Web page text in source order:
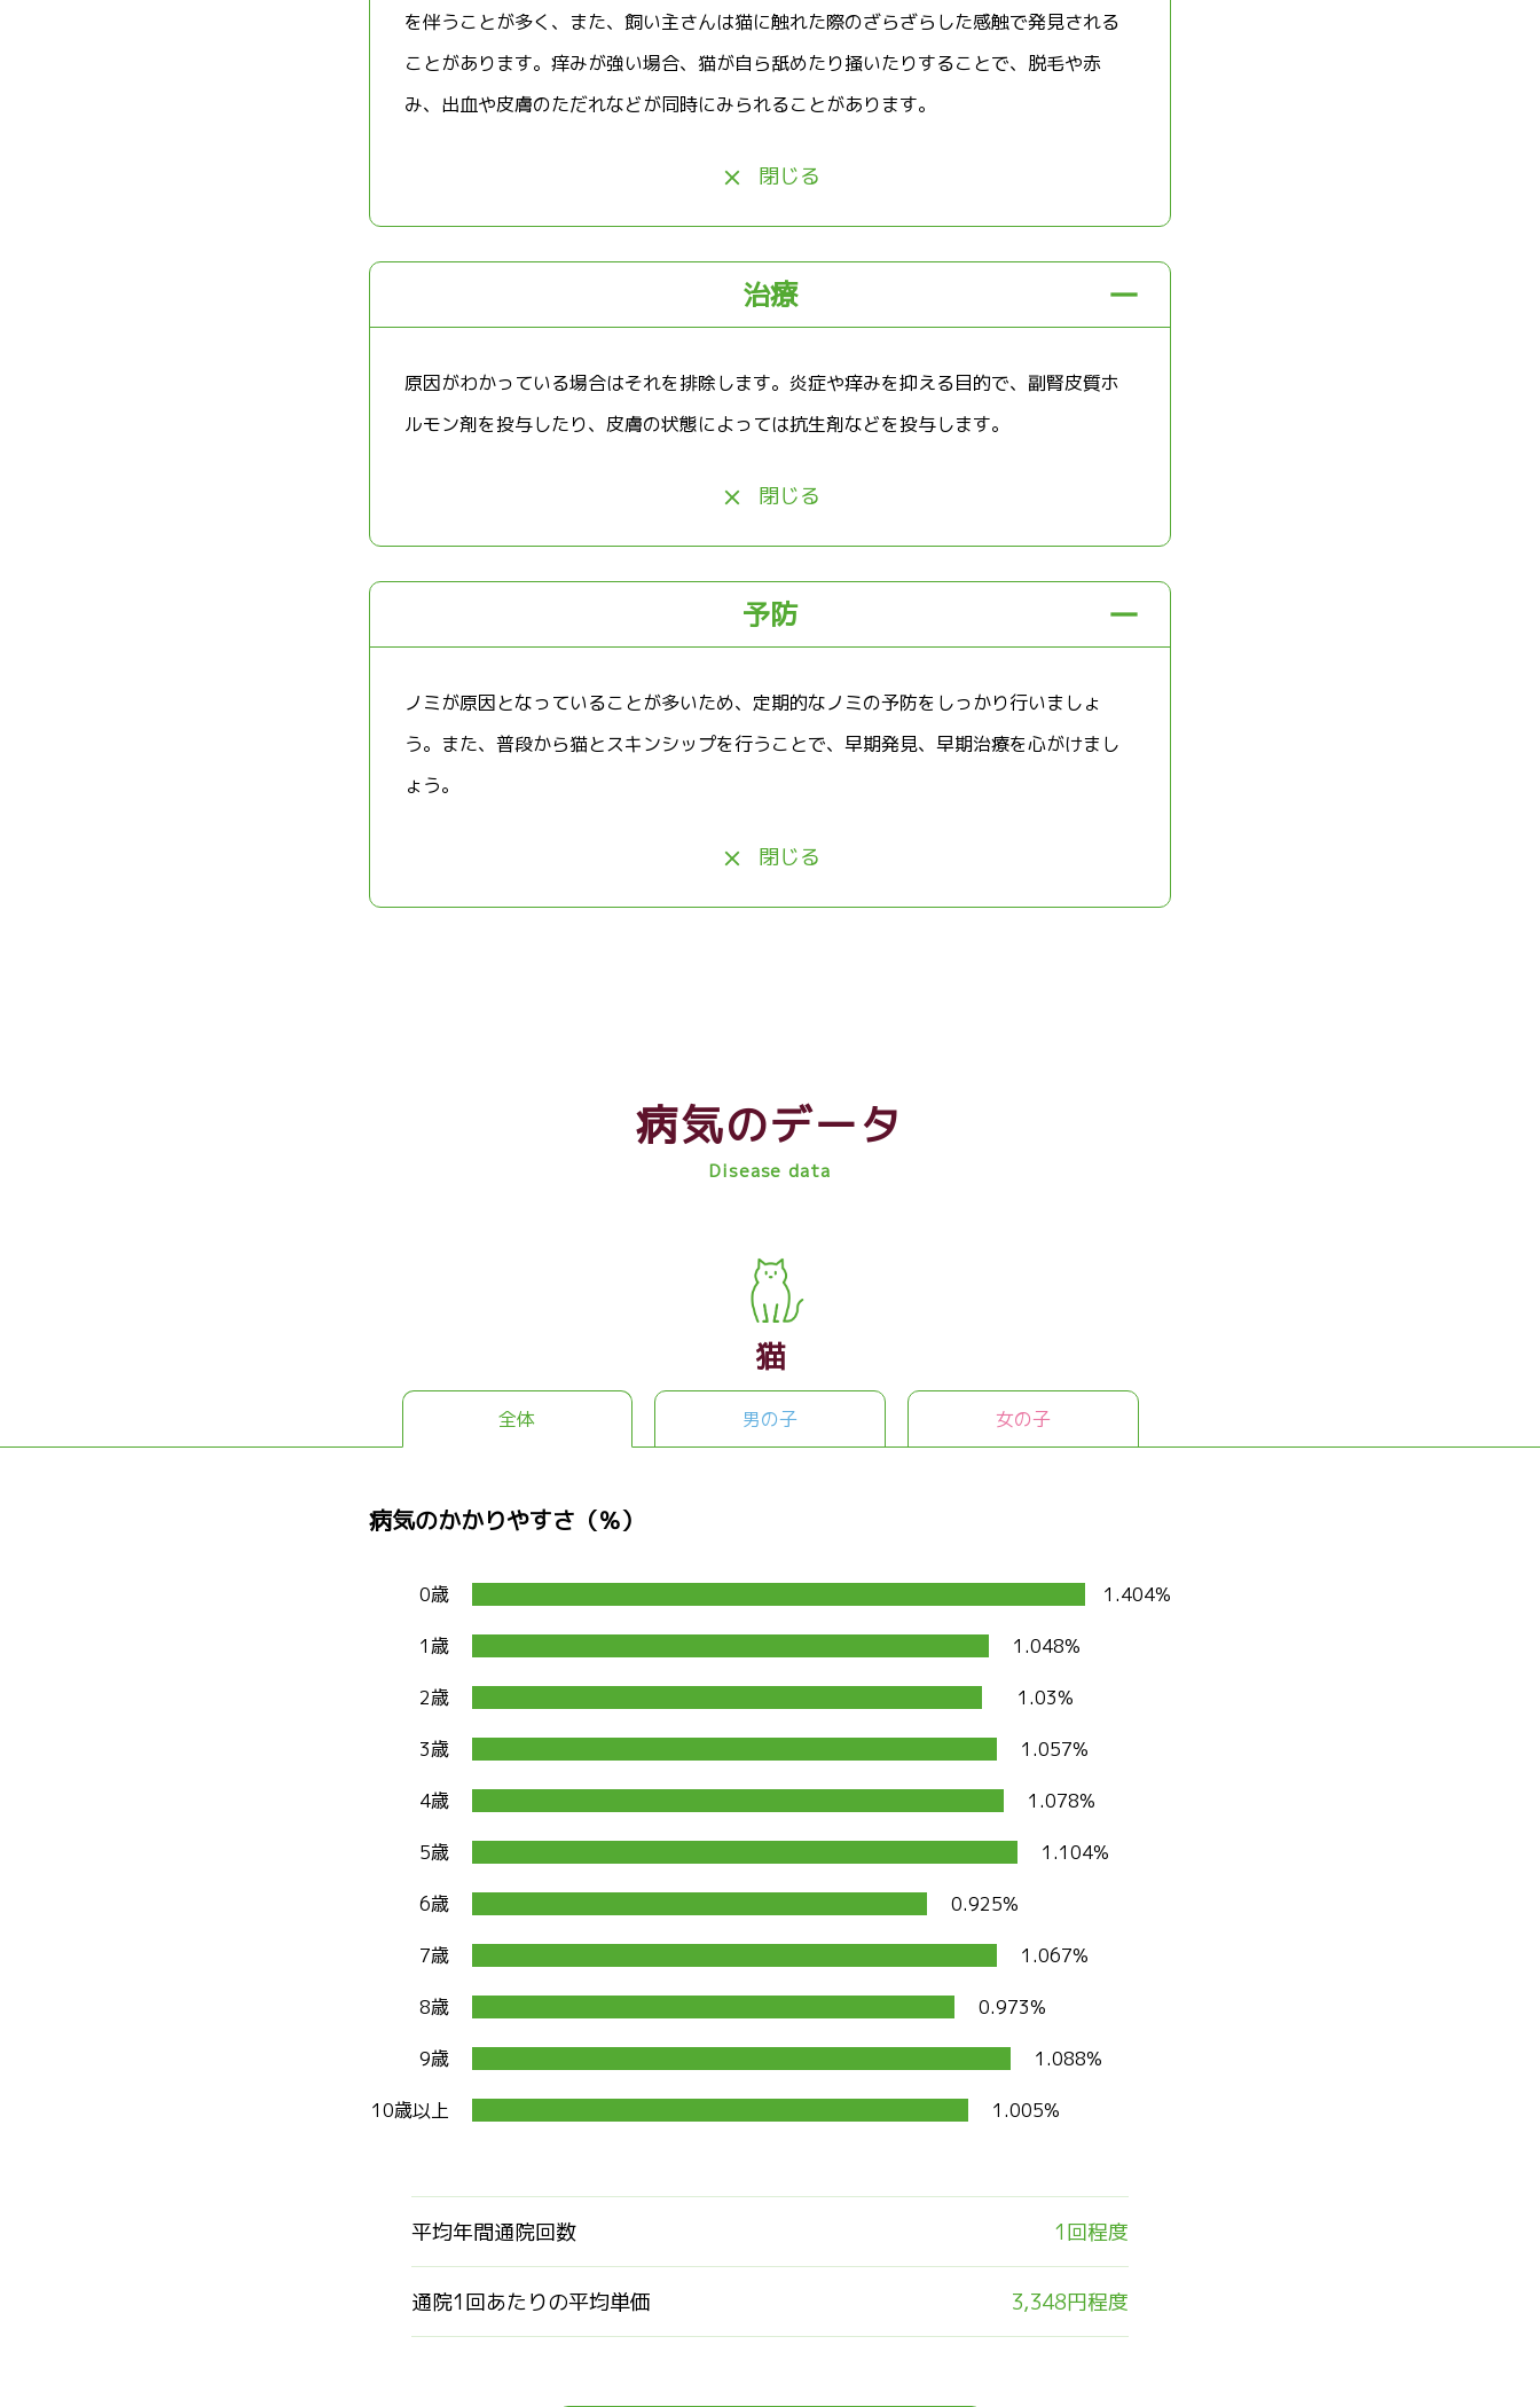
を伴うことが多く、また、飼い主さんは猫に触れた際のざらざらした感触で発見される
ことがあります。痒みが強い場合、猫が自ら舐めたり掻いたりすることで、脱毛や赤
み、出血や皮膚のただれなどが同時にみられることがあります。
閉じる
治療
原因がわかっている場合はそれを排除します。炎症や痒みを抑える目的で、副腎皮質ホ
ルモン剤を投与したり、皮膚の状態によっては抗生剤などを投与します。
閉じる
予防
ノミが原因となっていることが多いため、定期的なノミの予防をしっかり行いましょ
う。また、普段から猫とスキンシップを行うことで、早期発見、早期治療を心がけまし
ょう。
閉じる
病気のデータ
Disease data
猫
全体 男の子 女の子
病気のかかりやすさ（％）
0歳 1.404%
1歳 1.048%
2歳 1.03%
3歳 1.057%
4歳 1.078%
5歳 1.104%
6歳 0.925%
7歳 1.067%
8歳 0.973%
9歳 1.088%
10歳以上 1.005%
平均年間通院回数 1回程度
通院1回あたりの平均単価 3,348円程度